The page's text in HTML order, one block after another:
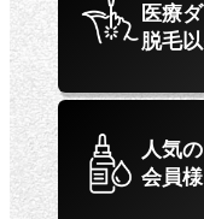
医療
脱毛
人気
会員